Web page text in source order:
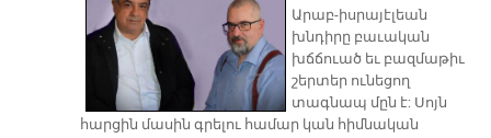
Արաբ-իսրայէլեան
խնդիրը բաւական
խճճուած եւ բազմաթիւ
շերտեր ունեցող
տագնապ մըն է: Սոյն
հարցին մասին գրելու համար կան հիմնական